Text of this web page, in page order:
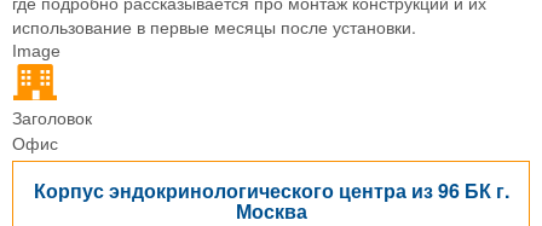
использование в первые месяцы после установки.
Image
Заголовок
Офис
Корпус эндокринологического центра из 96 БК г.
Москва